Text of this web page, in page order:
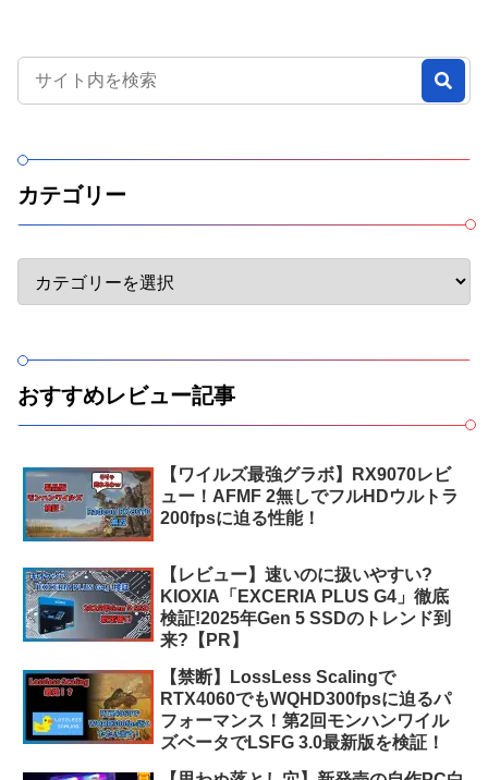
カテゴリー
おすすめレビュー記事
【ワイルズ最強グラボ】RX9070レビ
ュー！AFMF 2無しでフルHDウルトラ
200fpsに迫る性能！
【レビュー】速いのに扱いやすい?
KIOXIA「EXCERIA PLUS G4」徹底
検証!2025年Gen 5 SSDのトレンド到
来?【PR】
【禁断】LossLess Scalingで
RTX4060でもWQHD300fpsに迫るパ
フォーマンス！第2回モンハンワイル
ズベータでLSFG 3.0最新版を検証！